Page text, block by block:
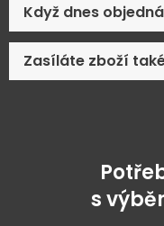
Když dnes
Zasíláte zboží
s